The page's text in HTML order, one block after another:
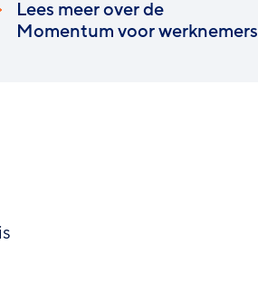
Lees meer over de
Momentum voor werknemers